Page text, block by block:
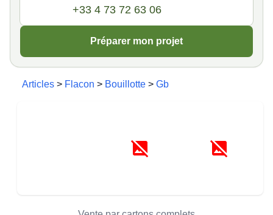
Préparer mon projet
Articles > Flacon > Bouillotte > Gb